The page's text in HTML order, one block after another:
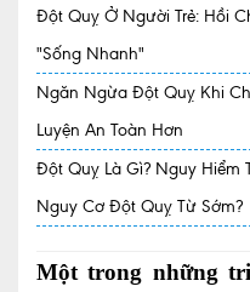
TRANG CHỦ
Thông
Đột Quỵ Ở Người Trẻ: Hồi
"Sống Nhanh"
Ngăn Ngừa Đột Quỵ Khi
Luyện An Toàn Hơn
Đột Quỵ Là Gì? Nguy Hiểm
Nguy Cơ Đột Quỵ Từ Sớm?
Một trong những